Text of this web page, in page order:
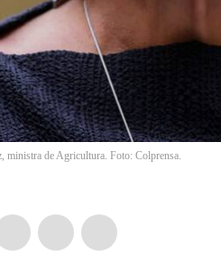
ministra de Agricultura. Foto: Colprensa.